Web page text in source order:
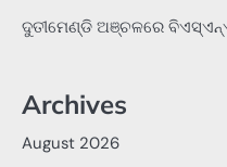
ଦୁତୀମେଣ୍ଡି ଅଞ୍ଚଳରେ
Archives
August 2026